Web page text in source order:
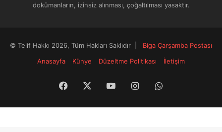
dokümanların, izinsiz alınması, çoğaltılması yasaktır.
© Telif Hakkı 2026, Tüm Hakları Saklıdır | Biga Çarşamba Postası
Anasayfa
Künye Düzeltme Politikası İletişim
Facebook YouTubeInstagramWhatsApp